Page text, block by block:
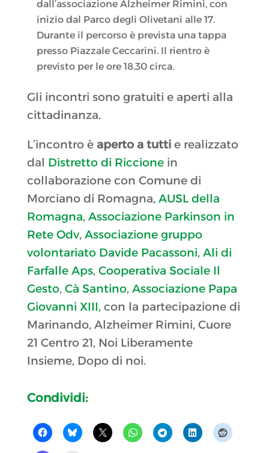
dall’associazione Alzheimer Rimini, con
inizio dal Parco degli Olivetani alle 17.
Durante il percorso è prevista una tappa
presso Piazzale Ceccarini. Il rientro è
previsto per le ore 18.30 circa.
Gli incontri sono gratuiti e aperti alla
cittadinanza.
L’incontro è aperto a tuttie realizzato
dal Distretto di Riccionein
collaborazione con Comune di
Morciano di Romagna, AUSL della
Romagna, Associazione Parkinson in
Rete Odv, Associazione gruppo
volontariato Davide Pacassoni, Ali di
Farfalle Aps, Cooperativa Sociale Il
Gesto, Cà Santino, Associazione Papa
Giovanni XIII, con la partecipazione di
Marinando, Alzheimer Rimini, Cuore
21 Centro 21, Noi Liberamente
Insieme, Dopo di noi.
Condividi: